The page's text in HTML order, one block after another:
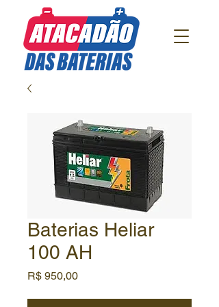
Baterias Heliar
100 AH
R$ 950,00Preço